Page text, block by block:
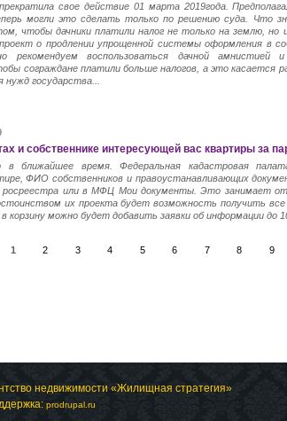
свое действие 01 марта 2019года.
могли это сделать только по решению суда. Что
чтобы дачники платили налог не только на землю,
о продлении упрощенной системы оформления в
рекомендуем воспользоваться дачной
сограждане платили больше налогов, а это касается
нужд государства...
и собственнике интересующей вас квартиры за
в ближайшее время. Федеральная кадастровая
ФИО собственников и правоустанавливающих
или в МФЦ Мои документы. Это занимает от
их проекта будет возможность получить
в корзину можно будет добавить заявки об информации до
1
2 3 4 5 6 7 8 9
недвижимости «Жилищная стратегия»
prodrupal.ru